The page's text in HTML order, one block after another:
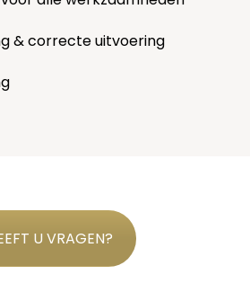
& correcte uitvoering
U VRAGEN?